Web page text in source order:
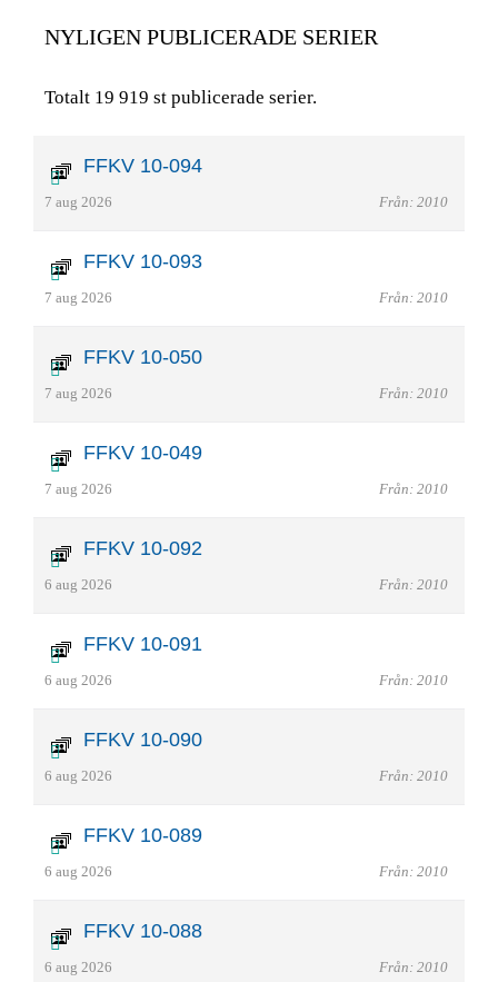
NYLIGEN PUBLICERADE SERIER
Totalt 19 919 st publicerade serier.
FFKV 10-094
7 aug 2026 Från: 2010
FFKV 10-093
7 aug 2026 Från: 2010
FFKV 10-050
7 aug 2026 Från: 2010
FFKV 10-049
7 aug 2026 Från: 2010
FFKV 10-092
6 aug 2026 Från: 2010
FFKV 10-091
6 aug 2026 Från: 2010
FFKV 10-090
6 aug 2026 Från: 2010
FFKV 10-089
6 aug 2026 Från: 2010
FFKV 10-088
6 aug 2026 Från: 2010